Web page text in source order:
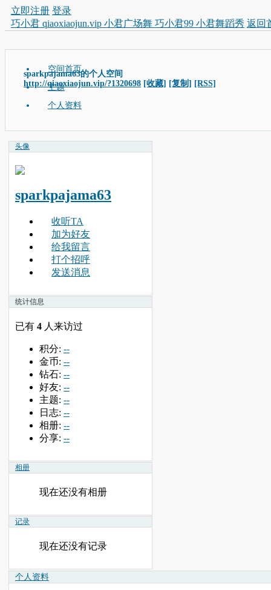
立即注册 登录
巧小君 qiaoxiaojun.vip 小君广场舞 巧小君99 小君舞蹈秀 返回
sparkpajama63的个人空间
http://qiaoxiaojun.vip/?1320698 [收藏] [复制] [RSS]
空间首页
主题
个人资料
头像
sparkpajama63
收听TA
加为好友
给我留言
打个招呼
发送消息
统计信息
已有 4 人来访过
积分: --
金币: --
钻石: --
好友: --
主题: --
日志: --
相册: --
分享: --
相册
现在还没有相册
记录
现在还没有记录
个人资料